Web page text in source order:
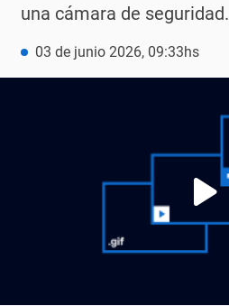
una cámara de seguridad.
03 de junio 2026, 09:33hs